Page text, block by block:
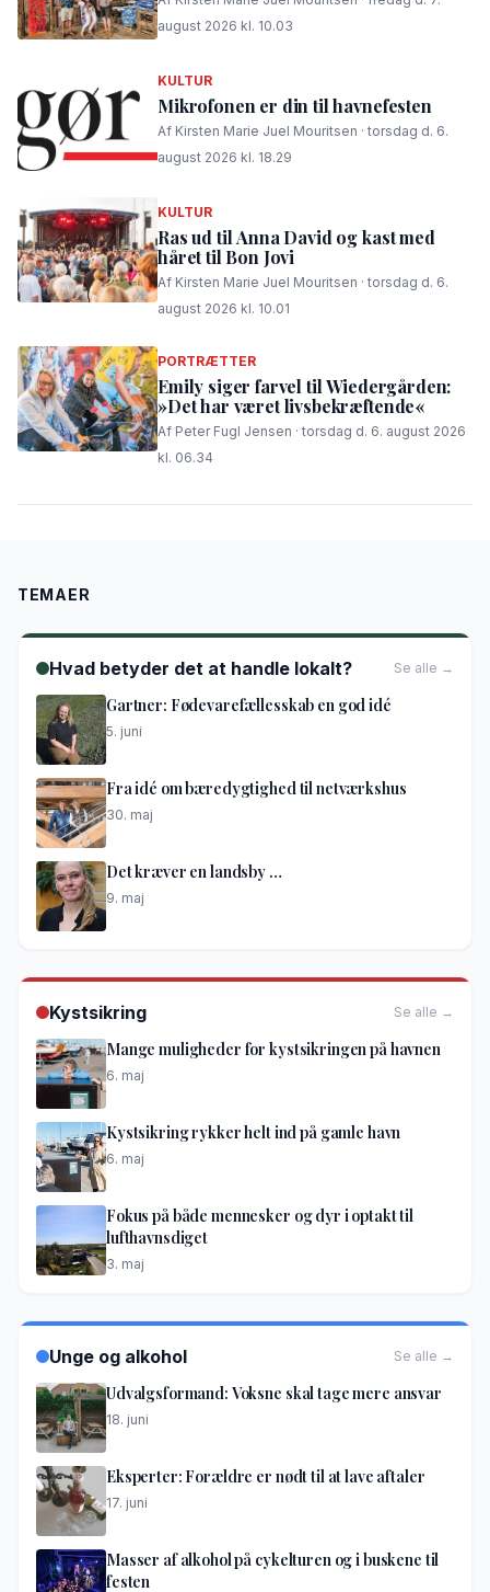
august 2026 kl. 10.03
KULTUR
Mikrofonen er din til havnefesten
Af Kirsten Marie Juel Mouritsen · torsdag d. 6.
august 2026 kl. 18.29
KULTUR
Ras ud til Anna David og kast med
håret til Bon Jovi
Af Kirsten Marie Juel Mouritsen · torsdag d. 6.
august 2026 kl. 10.01
PORTRÆTTER
Emily siger farvel til Wiedergården:
»Det har været livsbekræftende«
Af Peter Fugl Jensen · torsdag d. 6. august 2026
kl. 06.34
TEMAER
Hvad betyder det at handle lokalt? Se alle →
Gartner: Fødevarefællesskab en god idé
5. juni
Fra idé om bæredygtighed til netværkshus
30. maj
Det kræver en landsby …
9. maj
Kystsikring Se alle →
Mange muligheder for kystsikringen på havnen
6. maj
Kystsikring rykker helt ind på gamle havn
6. maj
Fokus på både mennesker og dyr i optakt til
lufthavnsdiget
3. maj
Unge og alkohol Se alle →
Udvalgsformand: Voksne skal tage mere ansvar
18. juni
Eksperter: Forældre er nødt til at lave aftaler
17. juni
Masser af alkohol på cykelturen og i buskene til
festen